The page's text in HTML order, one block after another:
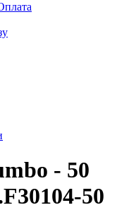
- 50
50